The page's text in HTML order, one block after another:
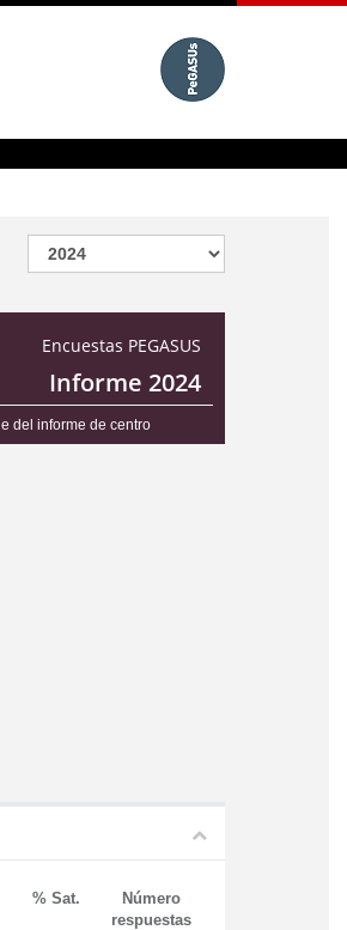
Encuestas PEGASUS
Informe 2024
del informe de centro
% Sat.
Número
respuestas